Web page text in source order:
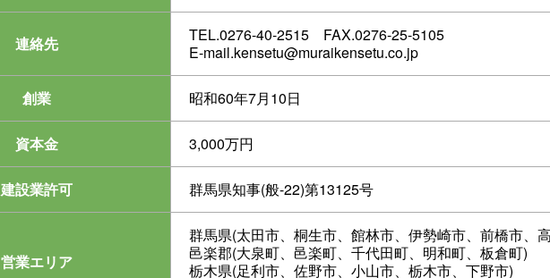
連絡先 TEL.0276-40-2515 FAX.0276-25-5105
E-mail.kensetu@muraikensetu.co.jp
創業 昭和60年7月10日
資本金 3,000万円
建設業許可 群馬県知事(般-22)第13125号
営業エリア
群馬県(太田市、桐生市、館林市、伊勢崎市、前橋市、
邑楽郡(大泉町、邑楽町、千代田町、明和町、板倉町)
栃木県(足利市、佐野市、小山市、栃木市、下野市)